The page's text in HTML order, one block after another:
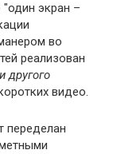
экран –
во
реализован
другого
видео.
переделан